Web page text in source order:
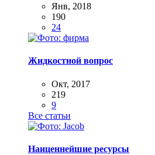
Янв, 2018
190
24
Жидкостной вопрос
Окт, 2017
219
9
Все статьи
Наиценнейшие ресурсы